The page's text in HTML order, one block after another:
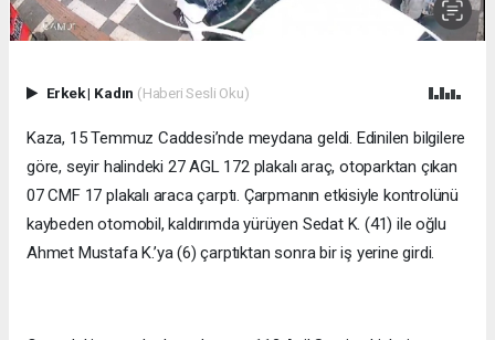
Erkek| Kadın (Haberi Sesli Oku)
Kaza, 15 Temmuz Caddesi’nde meydana geldi. Edinilen bilgilere
göre, seyir halindeki 27 AGL 172 plakalı araç, otoparktan çıkan
07 CMF 17 plakalı araca çarptı. Çarpmanın etkisiyle kontrolünü
kaybeden otomobil, kaldırımda yürüyen Sedat K. (41) ile oğlu
Ahmet Mustafa K.’ya (6) çarptıktan sonra bir iş yerine girdi.